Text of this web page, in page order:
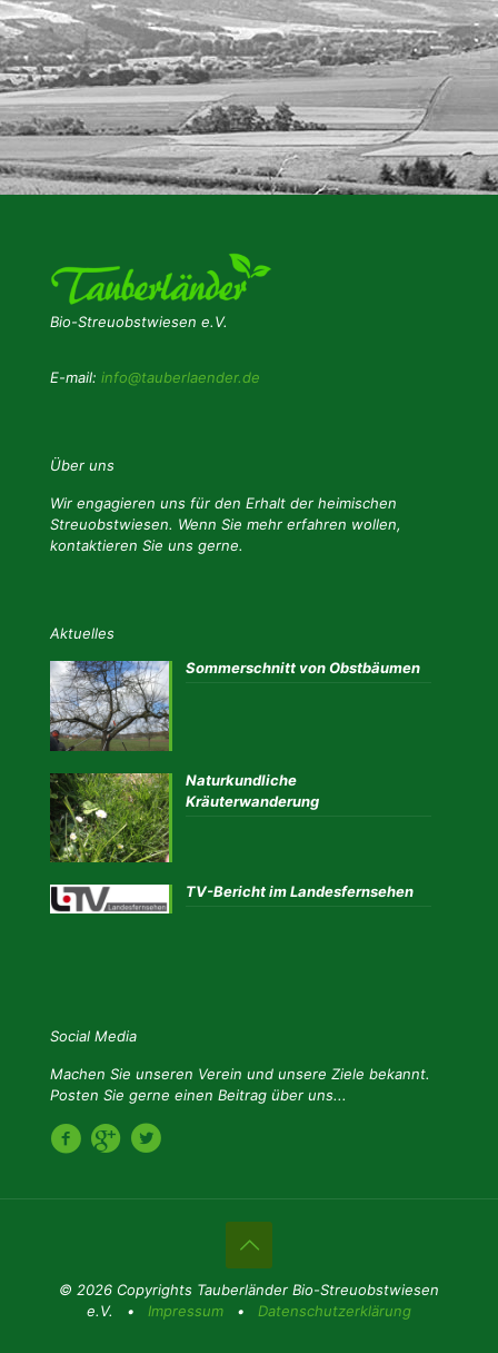
Bio-Streuobstwiesen e.V.
E-mail: info@tauberlaender.de
Über uns
Wir engagieren uns für den Erhalt der heimischen
Streuobstwiesen. Wenn Sie mehr erfahren wollen,
kontaktieren Sie uns gerne.
Aktuelles
Sommerschnitt von Obstbäumen
Naturkundliche
Kräuterwanderung
TV-Bericht im Landesfernsehen
Social Media
Machen Sie unseren Verein und unsere Ziele bekannt.
Posten Sie gerne einen Beitrag über uns...
© 2026 Copyrights Tauberländer Bio-Streuobstwiesen
e.V. • Impressum • Datenschutzerklärung